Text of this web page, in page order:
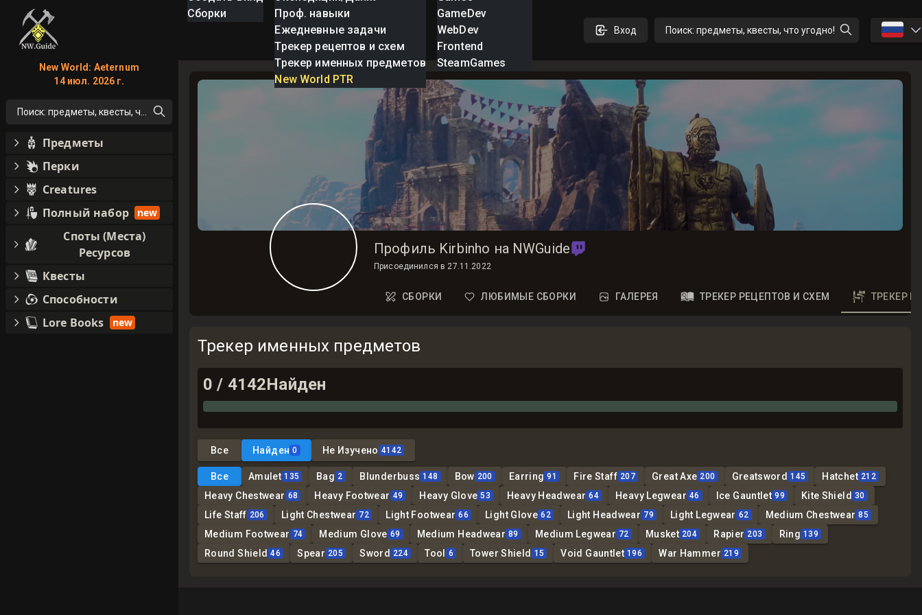
Сборки
Проф. навыки
Ежедневные задачи
Трекер рецептов и схем
Трекер именных предметов
New World PTR
GameDev
WebDev
Frontend
SteamGames
Вход Поиск: предметы, квесты, что угодно! 🇷🇺
Профиль Kirbinho на NWGuide
Присоединился в 27.11.2022
СБОРКИ ЛЮБИМЫЕ СБОРКИ ГАЛЕРЕЯ ТРЕКЕР РЕЦЕПТОВ И СХЕМ ТРЕКЕР
Трекер именных предметов
0 / 4142Найден
Все Найден 0 Не Изучено 4142
Все Amulet 135 Bag 2 Blunderbuss 148 Bow 200 Earring 91 Fire Staff 207 Great Axe 200 Greatsword 145 Hatchet 212
Heavy Chestwear 68 Heavy Footwear 49 Heavy Glove 53 Heavy Headwear 64 Heavy Legwear 46 Ice Gauntlet 99 Kite Shield 30
Life Staff 206 Light Chestwear 72 Light Footwear 66 Light Glove 62 Light Headwear 79 Light Legwear 62 Medium Chestwear 85
Medium Footwear 74 Medium Glove 69 Medium Headwear 89 Medium Legwear 72 Musket 204 Rapier 203 Ring 139
Round Shield 46 Spear 205 Sword 224 Tool 6 Tower Shield 15 Void Gauntlet 196 War Hammer 219
New World: Aeternum
14 июл. 2026 г.
Поиск: предметы, квесты, что угодно!
Предметы
Перки
Creatures
Полный набор
new
Споты (Места)
Ресурсов
Квесты
Способности
Lore Books
new